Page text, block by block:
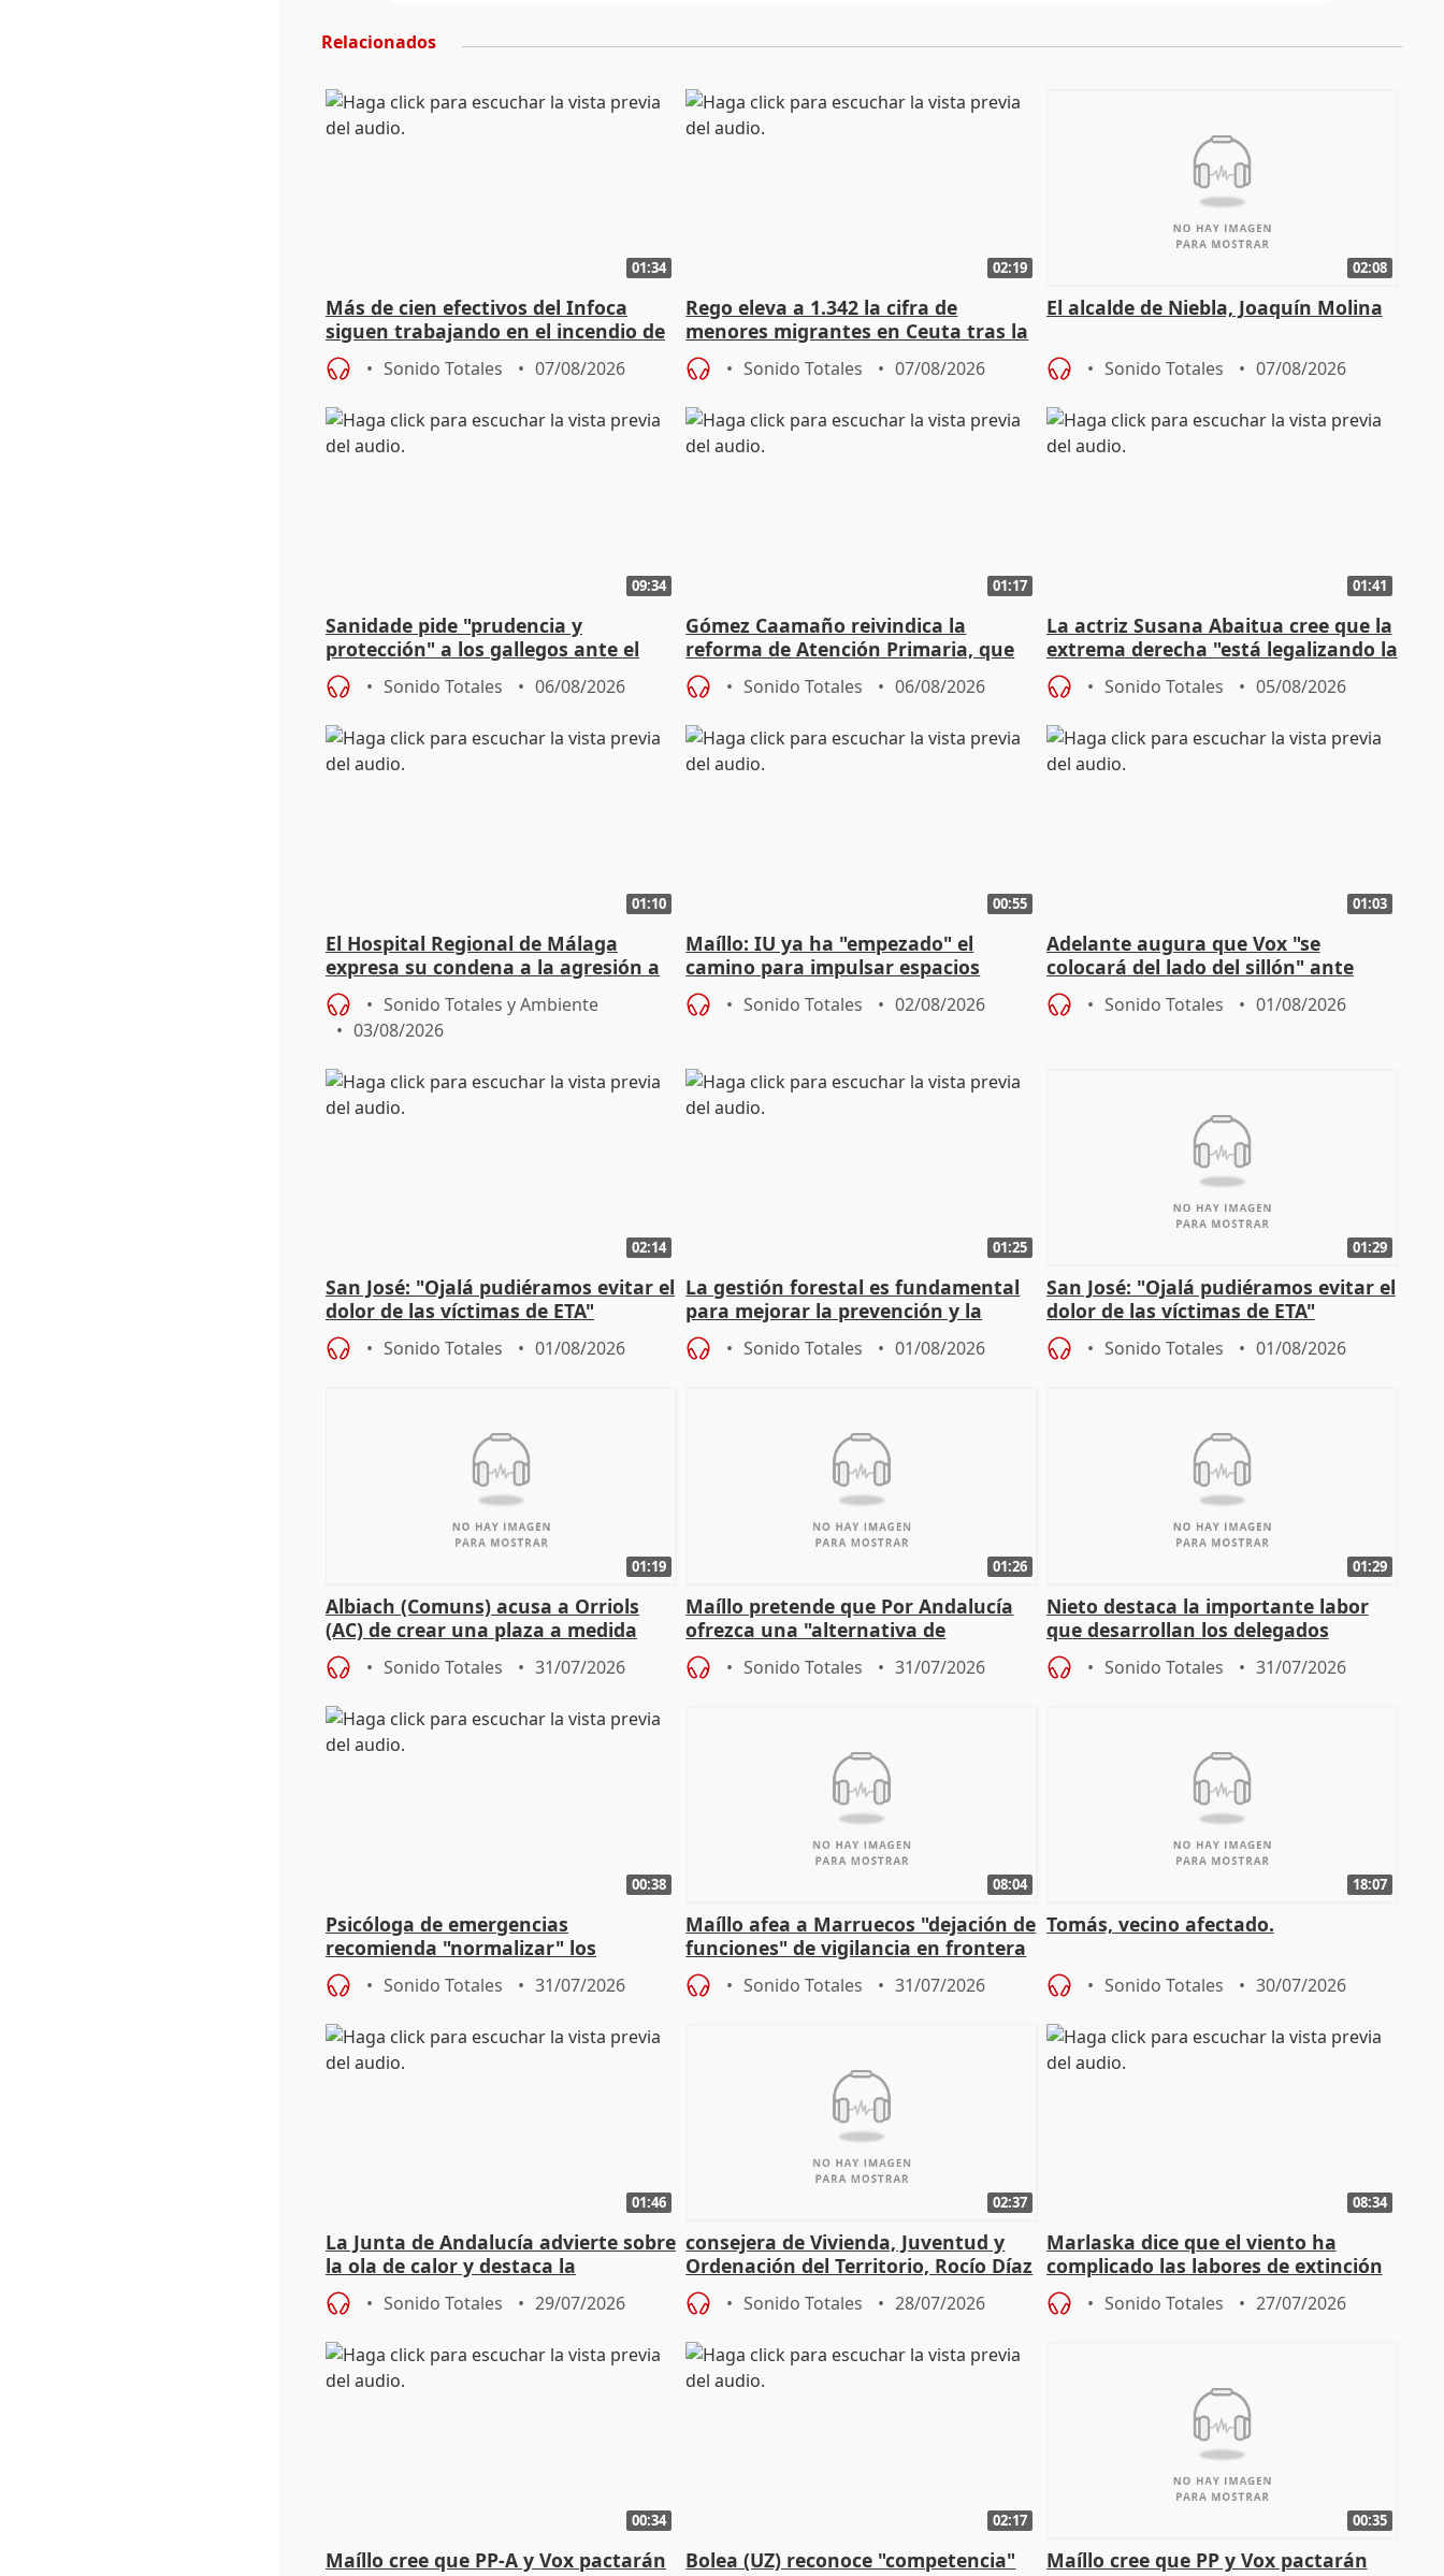
Relacionados
01:34
Más de cien efectivos del Infoca
siguen trabajando en el incendio de
Niebla (Huelva)
Sonido Totales 07/08/2026
02:19
Rego eleva a 1.342 la cifra de
menores migrantes en Ceuta tras la
entrada masiva
Sonido Totales 07/08/2026
02:08
El alcalde de Niebla, Joaquín Molina
Sonido Totales 07/08/2026
09:34
Sanidade pide "prudencia y
protección" a los gallegos ante el
eclipse del 12 de agosto
Sonido Totales 06/08/2026
01:17
Gómez Caamaño reivindica la
reforma de Atención Primaria, que
reforzará la autogestión
Sonido Totales 06/08/2026
01:41
La actriz Susana Abaitua cree que la
extrema derecha "está legalizando la
homofobia"
Sonido Totales 05/08/2026
01:10
El Hospital Regional de Málaga
expresa su condena a la agresión a
dos enfermeras de Urgencias
Sonido Totales y Ambiente
03/08/2026
00:55
Maíllo: IU ya ha "empezado" el
camino para impulsar espacios
unitarios para las municipales
Sonido Totales 02/08/2026
01:03
Adelante augura que Vox "se
colocará del lado del sillón" ante
iniciativas de la oposición
Sonido Totales 01/08/2026
02:14
San José: "Ojalá pudiéramos evitar el
dolor de las víctimas de ETA"
Sonido Totales 01/08/2026
01:25
La gestión forestal es fundamental
para mejorar la prevención y la
actuación frente a incendios
Sonido Totales 01/08/2026
01:29
San José: "Ojalá pudiéramos evitar el
dolor de las víctimas de ETA"
Sonido Totales 01/08/2026
01:19
Albiach (Comuns) acusa a Orriols
(AC) de crear una plaza a medida
para su hija en Ripoll (Girona)
Sonido Totales 31/07/2026
01:26
Maíllo pretende que Por Andalucía
ofrezca una "alternativa de
gobierno" con su labor de oposición
Sonido Totales 31/07/2026
01:29
Nieto destaca la importante labor
que desarrollan los delegados
territoriales de la Junta
Sonido Totales 31/07/2026
00:38
Psicóloga de emergencias
recomienda "normalizar" los
síntomas tras sufrir un incendio
Sonido Totales 31/07/2026
08:04
Maíllo afea a Marruecos "dejación de
funciones" de vigilancia en frontera
con Ceuta
Sonido Totales 31/07/2026
18:07
Tomás, vecino afectado.
Sonido Totales 30/07/2026
01:46
La Junta de Andalucía advierte sobre
la ola de calor y destaca la
importancia de la prevención
Sonido Totales 29/07/2026
02:37
consejera de Vivienda, Juventud y
Ordenación del Territorio, Rocío Díaz
Sonido Totales 28/07/2026
08:34
Marlaska dice que el viento ha
complicado las labores de extinción
durante la madrugada
Sonido Totales 27/07/2026
00:34
Maíllo cree que PP-A y Vox pactarán
02:17
Bolea (UZ) reconoce "competencia"
00:35
Maíllo cree que PP y Vox pactarán